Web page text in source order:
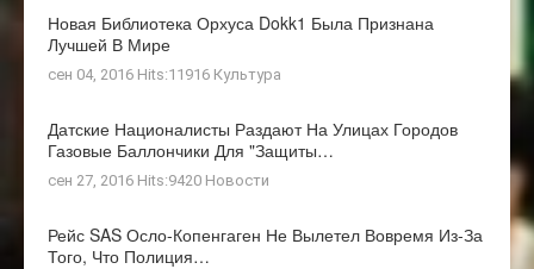
Новая Библиотека Орхуса Dokk1 Была Признана
Лучшей В Мире
сен 04, 2016 Hits:11916 Культура
Датские Националисты Раздают На Улицах Городов
Газовые Баллончики Для "защиты…
сен 27, 2016 Hits:9420 Новости
Рейс SAS Осло-Копенгаген Не Вылетел Вовремя Из-За
Того, Что Полиция…